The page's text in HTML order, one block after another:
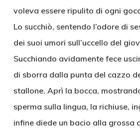
voleva essere ripulito di ogni
Lo succhiò, sentendo l’odore di
dei suoi umori sull’uccello del
Succhiando avidamente fece
di sborra dalla punta del cazzo
stallone. Aprì la bocca,
sperma sulla lingua, la richiuse,
infine diede un bacio alla grossa